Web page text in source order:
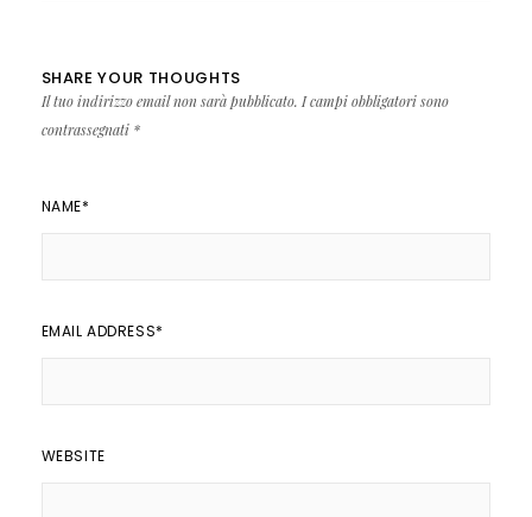
SHARE YOUR THOUGHTS
Il tuo indirizzo email non sarà pubblicato. I campi obbligatori sono
contrassegnati *
NAME*
EMAIL ADDRESS*
WEBSITE